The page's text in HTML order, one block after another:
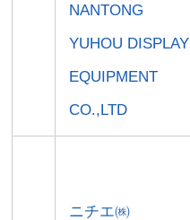
NANTONG
YUHOU DISPLAY
EQUIPMENT
CO.,LTD
ニチエ㈱